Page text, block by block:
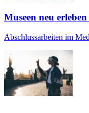
Museen neu
Abschlussarbeiten im